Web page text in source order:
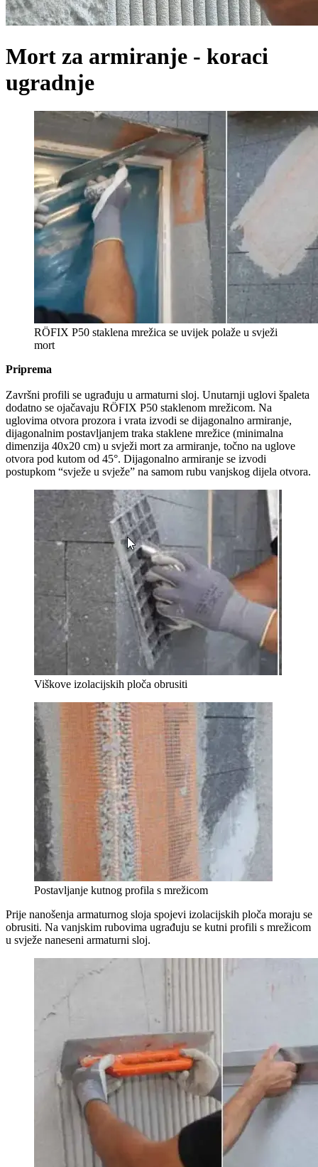
Mort za armiranje - koraci
ugradnje
RÖFIX P50 staklena mrežica se uvijek polaže u svježi
mort
Priprema
Završni profili se ugrađuju u armaturni sloj. Unutarnji uglovi špaleta
dodatno se ojačavaju RÖFIX P50 staklenom mrežicom. Na
uglovima otvora prozora i vrata izvodi se dijagonalno armiranje,
dijagonalnim postavljanjem traka staklene mrežice (minimalna
dimenzija 40x20 cm) u svježi mort za armiranje, točno na uglove
otvora pod kutom od 45°. Dijagonalno armiranje se izvodi
postupkom “svježe u svježe” na samom rubu vanjskog dijela otvora.
Viškove izolacijskih ploča obrusiti
Postavljanje kutnog profila s mrežicom
Prije nanošenja armaturnog sloja spojevi izolacijskih ploča moraju se
obrusiti. Na vanjskim rubovima ugrađuju se kutni profili s mrežicom
u svježe naneseni armaturni sloj.